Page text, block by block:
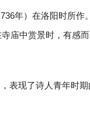
年）在洛阳时所作
庙中赏景时，有感
表现了诗人青年时